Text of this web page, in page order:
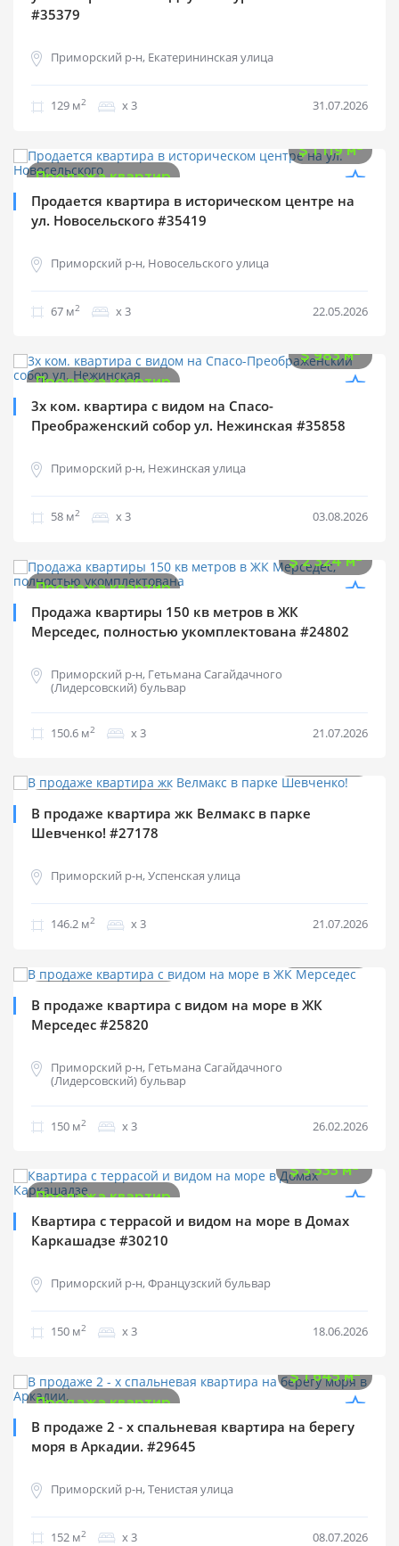
#35379
Приморский р-н, Екатерининская улица
129 м2 х 3 31.07.2026
$1 119 м2
Продажа квартир
Продается квартира в историческом центре на
ул. Новосельского #35419
Приморский р-н, Новосельского улица
67 м2 х 3 22.05.2026
$983 м2
Продажа квартир
3х ком. квартира с видом на Спасо-
Преображенский собор ул. Нежинская #35858
Приморский р-н, Нежинская улица
58 м2 х 3 03.08.2026
$2 324 м2
Продажа квартир
Продажа квартиры 150 кв метров в ЖК
Мерседес, полностью укомплектована #24802
Приморский р-н, Гетьмана Сагайдачного
(Лидерсовский) бульвар
150.6 м2 х 3 21.07.2026
В продаже квартира жк Велмакс в парке
Шевченко! #27178
Приморский р-н, Успенская улица
146.2 м2 х 3 21.07.2026
В продаже квартира с видом на море в ЖК
Мерседес #25820
Приморский р-н, Гетьмана Сагайдачного
(Лидерсовский) бульвар
150 м2 х 3 26.02.2026
$3 333 м2
Продажа квартир
Квартира с террасой и видом на море в Домах
Каркашадзе #30210
Приморский р-н, Французский бульвар
150 м2 х 3 18.06.2026
$1 645 м2
Продажа квартир
В продаже 2 - х спальневая квартира на берегу
моря в Аркадии. #29645
Приморский р-н, Тенистая улица
152 м2 х 3 08.07.2026